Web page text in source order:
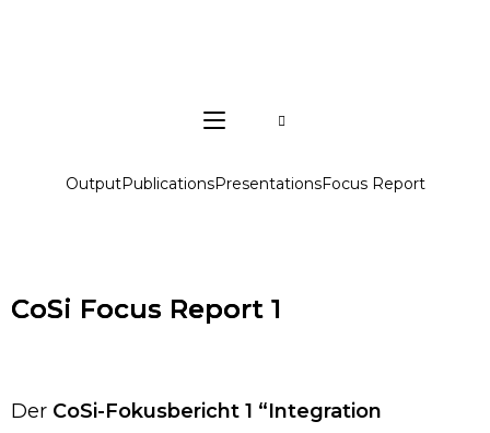
OutputPublicationsPresentationsFocus Report
CoSi Focus Report 1
Der CoSi-Fokusbericht 1 “Integration